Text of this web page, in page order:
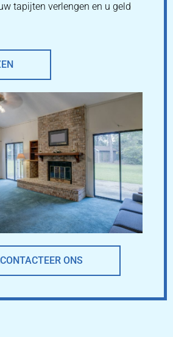
tapijten verlengen en u geld
CONTACTEER ONS